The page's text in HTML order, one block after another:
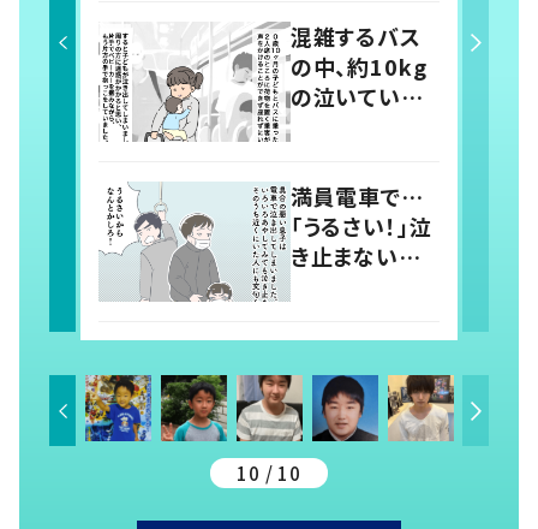
婦の母親 す
ると近くにいた
女性の申し出
に「これ以上な
い機会だった」
混雑するバス
の中、約10kg
の泣いている
赤ちゃんを片
親 すると近く
の男性が声を
かけ…「涙が出
そうでした」
満員電車で…
「うるさい！」泣
き止まない息
子に怒鳴るサ
ると、前に座っ
ていた女性か
らの助け船に
「感謝いっぱ
い」
10 / 10